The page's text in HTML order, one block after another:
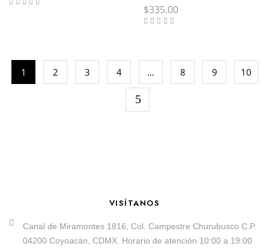
$335.00
1 2 3 4 … 8 9 10
VISÍTANOS
Canal de Miramontes 1816, Col. Campestre Churubusco C.P.
04200 Coyoacán, CDMX. Horario de atención 10:00 a 19:00